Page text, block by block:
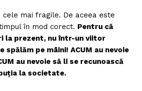
cele mai fragile. De aceea este
în mod corect. Pentru că
la prezent, nu într-un viitor
spălăm pe mâini! ACUM au nevoie
au nevoie să li se recunoască
la societate.